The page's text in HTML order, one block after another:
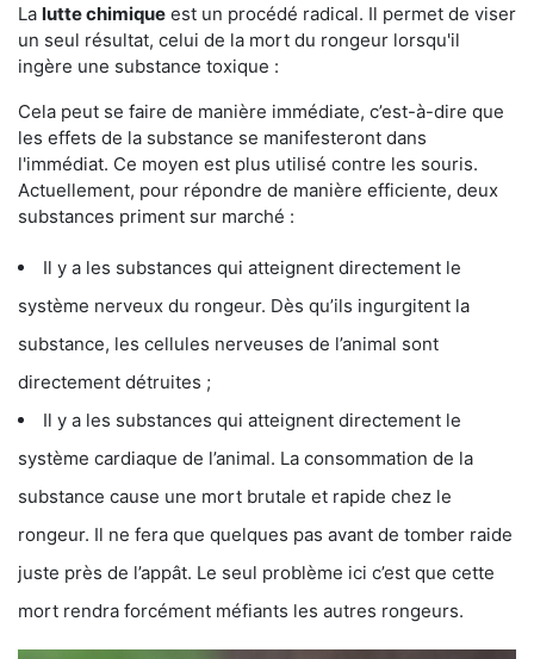
La lutte chimique est un procédé radical. Il permet de viser
un seul résultat, celui de la mort du rongeur lorsqu'il
ingère une substance toxique :
Cela peut se faire de manière immédiate, c’est-à-dire que
les effets de la substance se manifesteront dans
l'immédiat. Ce moyen est plus utilisé contre les souris.
Actuellement, pour répondre de manière efficiente, deux
substances priment sur marché :
Il y a les substances qui atteignent directement le
système nerveux du rongeur. Dès qu’ils ingurgitent la
substance, les cellules nerveuses de l’animal sont
directement détruites ;
Il y a les substances qui atteignent directement le
système cardiaque de l’animal. La consommation de la
substance cause une mort brutale et rapide chez le
rongeur. Il ne fera que quelques pas avant de tomber raide
juste près de l’appât. Le seul problème ici c’est que cette
mort rendra forcément méfiants les autres rongeurs.